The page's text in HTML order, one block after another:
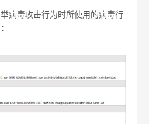
病毒攻击行为时所使用的病毒行